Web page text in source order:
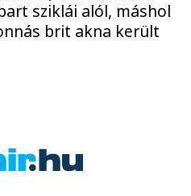
sziklái alól, máshol
brit akna került